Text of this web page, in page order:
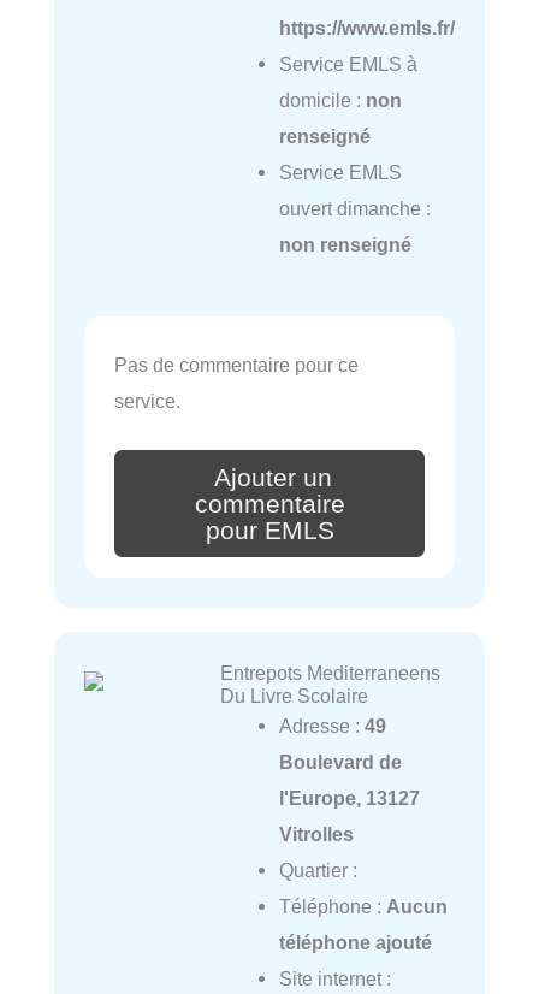
https://www.emls.fr/
Service EMLS à
domicile : non
renseigné
Service EMLS
ouvert dimanche :
non renseigné
Pas de commentaire pour ce
service.
Ajouter un
commentaire
pour EMLS
Entrepots Mediterraneens
Du Livre Scolaire
Adresse : 49
Boulevard de
l'Europe, 13127
Vitrolles
Quartier :
Téléphone : Aucun
téléphone ajouté
Site internet :